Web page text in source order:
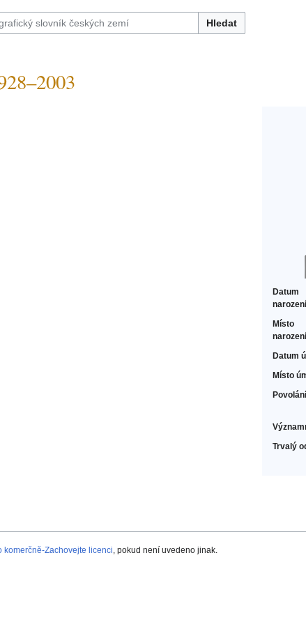
Hledat
Datum
narození
Místo
narození
Datum
Místo
Povolání
Trvalý
komerčně-Zachovejte licenci, pokud není uvedeno jinak.